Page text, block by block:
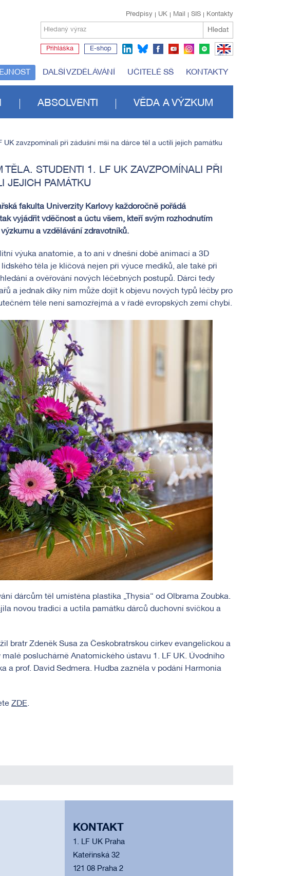
Kontakty
SIS
Mail
UK
Předpisy
Hledaný výraz Hledat
Přihláška E-shop
EN
DALŠÍ VZDĚLÁVÁNÍ UČITELÉ SŠ KONTAKTY
ABSOLVENTI VĚDA A VÝZKUM
UK zavzpomínali při zádušní mši na dárce těl a uctili jejich památku
TĚLA. STUDENTI 1. LF UK ZAVZPOMÍNALI PŘI
JEJICH PAMÁTKU
fakulta Univerzity Karlovy každoročně pořádá
vyjádřit vděčnost a úctu všem, kteří svým rozhodnutím
a vzdělávání zdravotníků.
výuka anatomie, a to ani v dnešní době animací a 3D
těla je klíčová nejen při výuce mediků, ale také při
a ověřování nových léčebných postupů. Dárci tedy
a jednak díky nim může dojít k objevu nových typů léčby pro
těle není samozřejmá a v řadě evropských zemí chybí.
dárcům těl umístěna plastika „Thysia“ od Olbrama Zoubka.
novou tradici a uctila památku dárců duchovní svíčkou a
bratr Zdeněk Susa za Českobratrskou církev evangelickou a
posluchárně Anatomického ústavu 1. LF UK. Úvodního
a prof. David Sedmera. Hudba zazněla v podání Harmonia
ZDE.
KONTAKT
1. LF UK Praha
Kateřinská 32
121 08 Praha 2